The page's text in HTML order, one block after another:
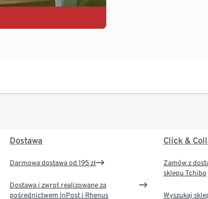
Dostawa
Darmowa dostawa od 195 zł
Dostawa i zwrot realizowane za
pośrednictwem InPost i Rhenus
Click &
Zamów z
sklepu Tchibo
Wyszukaj